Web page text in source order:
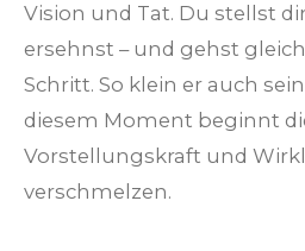
Vision und Tat. Du stellst
ersehnst – und gehst
Schritt. So klein er auch
diesem Moment beginnt
Vorstellungskraft und
verschmelzen.